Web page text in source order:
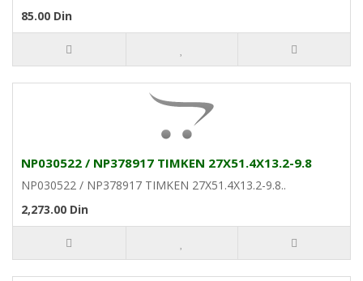
85.00 Din
NP030522 / NP378917 TIMKEN 27X51.4X13.2-9.8
NP030522 / NP378917 TIMKEN 27X51.4X13.2-9.8..
2,273.00 Din